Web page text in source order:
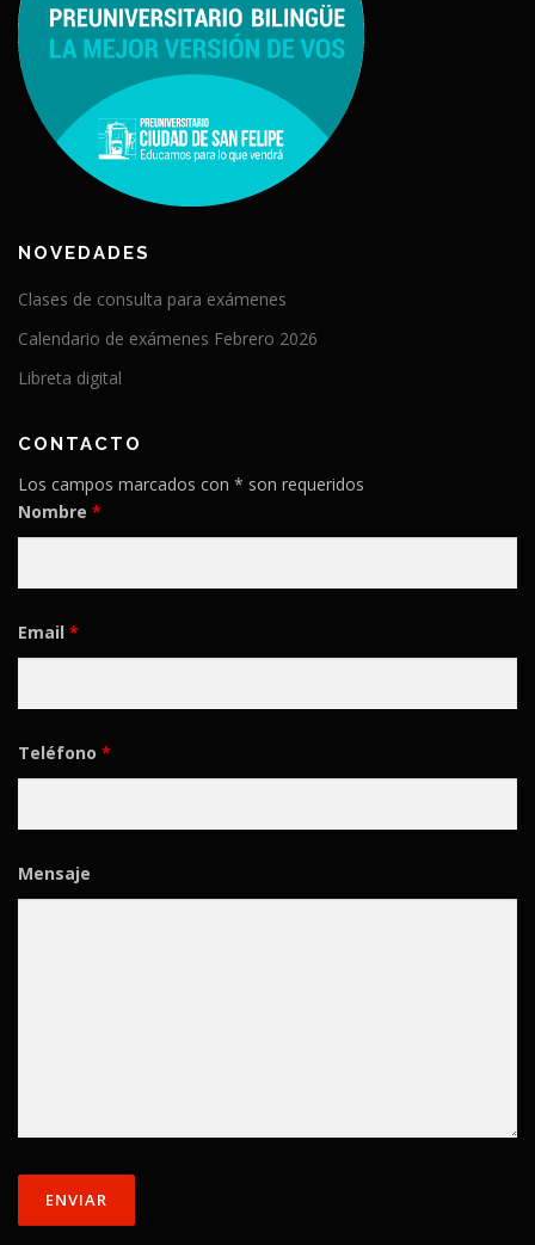
NOVEDADES
Clases de consulta para exámenes
Calendario de exámenes Febrero 2026
Libreta digital
CONTACTO
Los campos marcados con * son requeridos
Nombre *
Email *
Teléfono *
Mensaje